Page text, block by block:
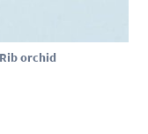
orchid